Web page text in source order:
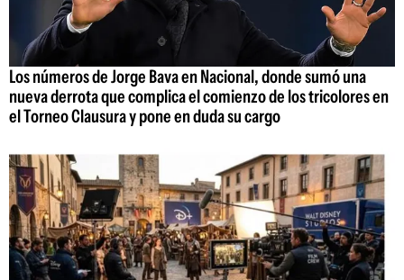
Los números de Jorge Bava en Nacional, donde sumó una
nueva derrota que complica el comienzo de los tricolores en
el Torneo Clausura y pone en duda su cargo